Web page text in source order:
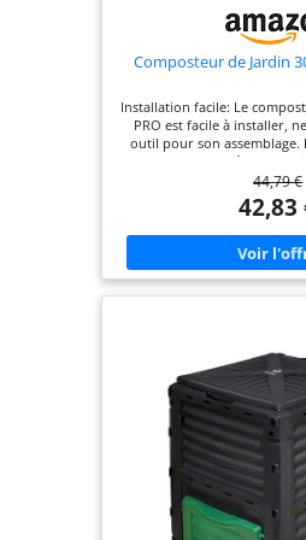
Composteur de Jardin
Installation facile: Le
PRO est facile à installer,
outil pour son assemblage.
permet de le déplacer
utilisation pratique et
généreuse: Avec une
composteur offre une
utilisation quotidienne,
dans votre jardin, pour
Système thermique
permet un développement
éprouvée: Conçu en
connu pour sa résistance,
également résistant aux
UV, garantissant
Caractéristiques
composteur présente des
P 61 cm x H 83 cm, lui
différents espaces. Sa
touche d'élégance à
44,79 €
42,83